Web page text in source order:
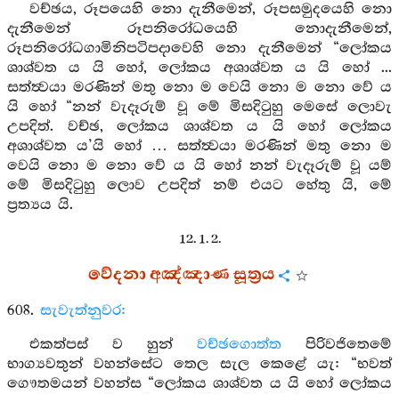
වච්ඡය, රූපයෙහි නො දැනීමෙන්, රූපසමුදයෙහි නො
දැනීමෙන් රූපනිරෝධයෙහි නොදැනීමෙන්,
රූපනිරෝධගාමිනිපටිපදාවෙහි නො දැනීමෙන් “ලෝකය
ශාශ්වත ය යි හෝ, ලෝකය අශාශ්වත ය යි හෝ ...
සත්ත්‍වයා මරණින් මතු නො ම වෙයි නො ම නො වේ ය
යි හෝ “නන් වැදෑරුම් වූ මේ මිසදිටුහු මෙසේ ලොවැ
උපදිත්. වච්ඡ, ලෝකය ශාශ්වත ය යි හෝ ලෝකය
අශාශ්වත ය’යි හෝ … සත්ත්‍වයා මරණින් මතු නො ම
වෙයි නො ම නො වේ ය යි හෝ නන් වැදෑරුම් වූ යම්
මේ මිසදිටුහු ලොව උපදිත් නම් එයට හේතු යි, මේ
ප්‍රත්‍යය යි.
12. 1. 2.
වේදනා අඤ්ඤාණ සූත්‍රය
608. සැවැත්නුවර:
එකත්පස් ව හුන් වච්ඡගොත්ත පිරිවජිතෙමේ
භාග්‍යවතුන් වහන්සේට තෙල සැල කෙළේ යැ: “භවත්
ගෞතමයන් වහන්ස “ලෝකය ශාශ්වත ය යි හෝ ලෝකය